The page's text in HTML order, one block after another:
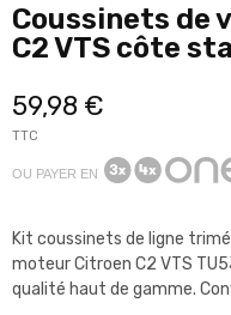
Coussinets de
C2 VTS côte
59,98 €
TTC
OU PAYER EN
Kit coussinets de ligne
moteur Citroen C2 VTS
qualité haut de gamme.